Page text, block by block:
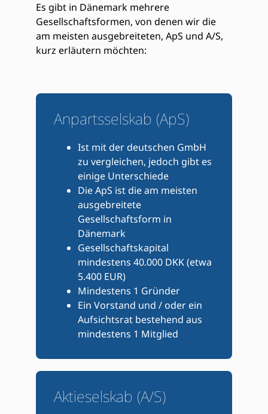
Es gibt in Dänemark mehrere
Gesellschaftsformen, von denen wir die
am meisten ausgebreiteten, ApS und A/S,
kurz erläutern möchten:
Anpartsselskab (ApS)
Ist mit der deutschen GmbH
zu vergleichen, jedoch gibt es
einige Unterschiede
Die ApS ist die am meisten
ausgebreitete
Gesellschaftsform in
Dänemark
Gesellschaftskapital
mindestens 40.000 DKK (etwa
5.400 EUR)
Mindestens 1 Gründer
Ein Vorstand und / oder ein
Aufsichtsrat bestehend aus
mindestens 1 Mitglied
Aktieselskab (A/S)